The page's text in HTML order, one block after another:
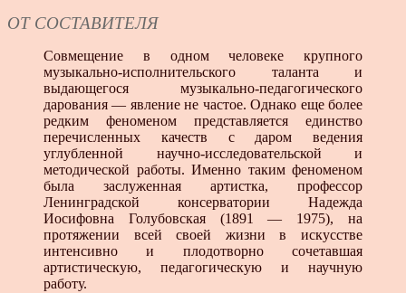
ОТ СОСТАВИТЕЛЯ
Совмещение в одном человеке крупного
музыкально-исполнительского таланта и
выдающегося музыкально-педагогического
дарования — явление не частое. Однако еще более
редким феноменом представляется единство
перечисленных качеств с даром ведения
углубленной научно-исследовательской и
методической работы. Именно таким феноменом
была заслуженная артистка, профессор
Ленинградской консерватории Надежда
Иосифовна Голубовская (1891 — 1975), на
протяжении всей своей жизни в искусстве
интенсивно и плодотворно сочетавшая
артистическую, педагогическую и научную
работу.